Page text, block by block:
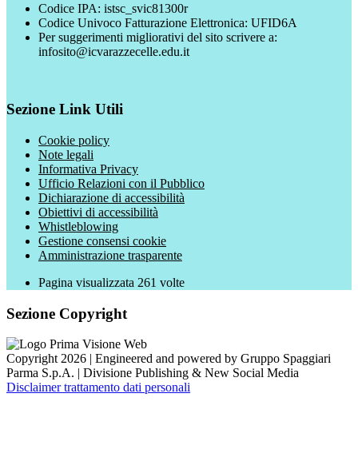
Codice IPA: istsc_svic81300r
Codice Univoco Fatturazione Elettronica: UFID6A
Per suggerimenti migliorativi del sito scrivere a:
infosito@icvarazzecelle.edu.it
Sezione Link Utili
Cookie policy
Note legali
Informativa Privacy
Ufficio Relazioni con il Pubblico
Dichiarazione di accessibilità
Obiettivi di accessibilità
Whistleblowing
Gestione consensi cookie
Amministrazione trasparente
Pagina visualizzata 261 volte
Sezione Copyright
Copyright 2026 | Engineered and powered by Gruppo Spaggiari
Parma S.p.A. | Divisione Publishing & New Social Media
Disclaimer trattamento dati personali